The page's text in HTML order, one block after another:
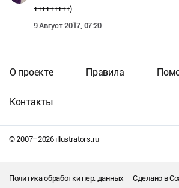
+++++++++)
9 Август 2017, 07:20
© 2007–2026illustrators.ru
О проекте Правила
Контакты
Политика обработки пер. данных Сделано в